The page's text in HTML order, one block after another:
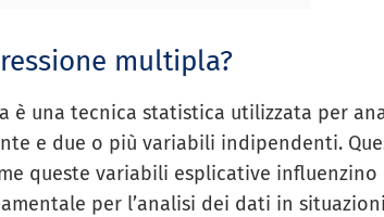
multipla?
è una tecnica statistica utilizzata per
e due o più variabili indipendenti.
queste variabili esplicative
per l’analisi dei dati in